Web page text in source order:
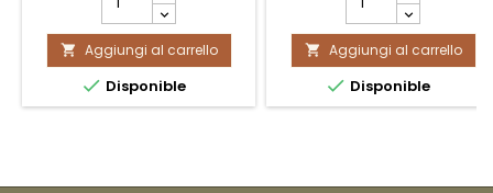
quantità
del
prodotto
MALTA
CARACAS
LATA
 Aggiungi al carrello
 Disponible
quantità
del
prodotto
LECHE
DE
COCO
 Aggiungi al carrello
 Disponible